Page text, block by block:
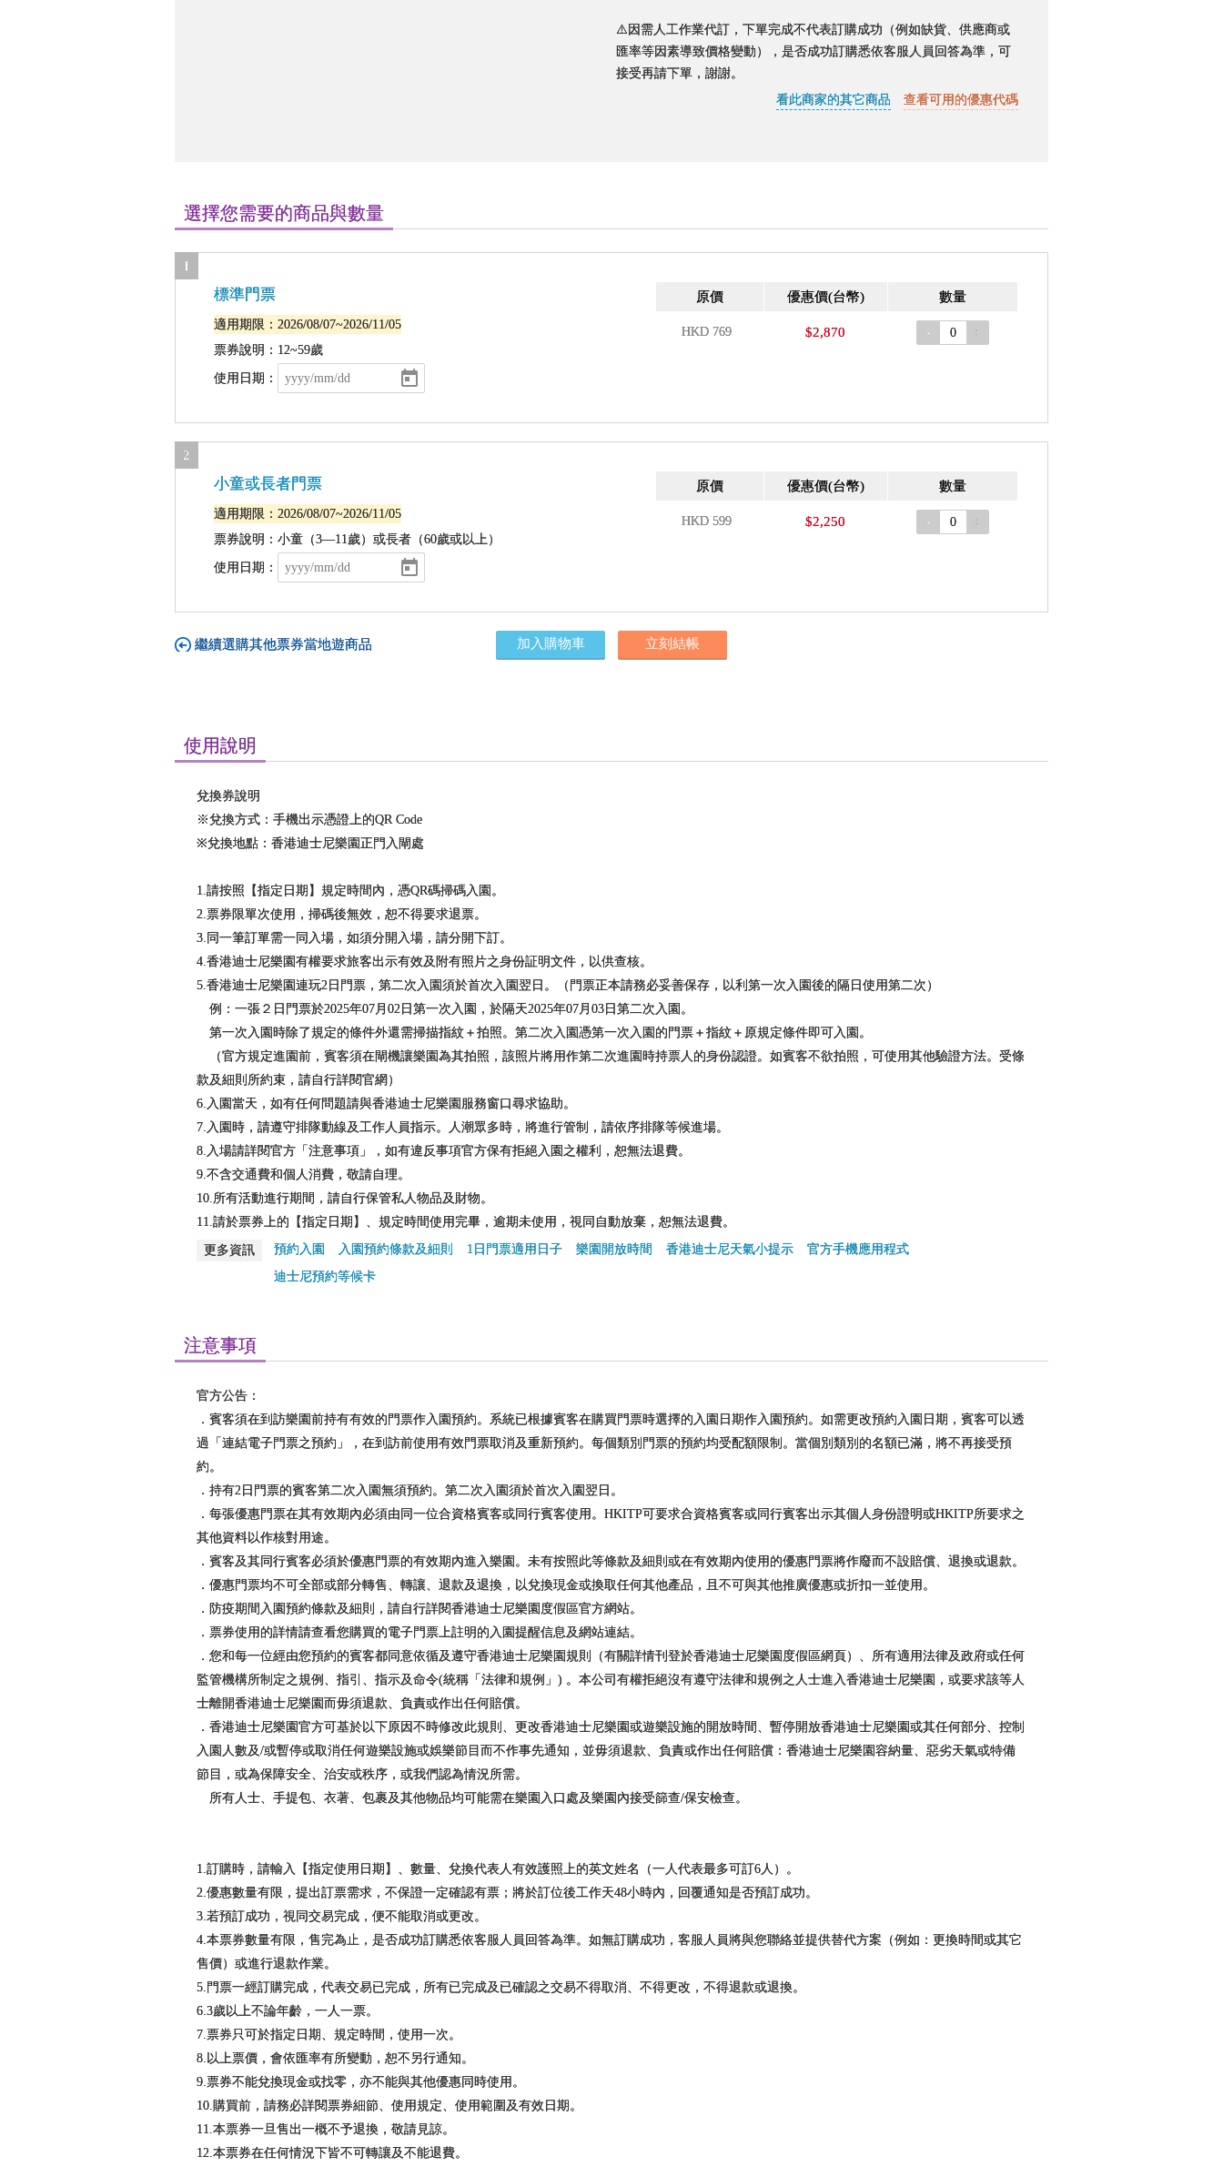
⚠️因需人工作業代訂，下單完成不代表訂購成功（例如缺貨、供應商或
匯率等因素導致價格變動），是否成功訂購悉依客服人員回答為準，可
接受再請下單，謝謝。
看此商家的其它商品
查看可用的優惠代碼
選擇您需要的商品與數量
1
標準門票
適用期限：2026/08/07~2026/11/05
票券說明：12~59歲
使用日期：
原價 優惠價(台幣) 數量
HKD 769 $2,870 - +
2
小童或長者門票
適用期限：2026/08/07~2026/11/05
票券說明：小童（3—11歲）或長者（60歲或以上）
使用日期：
原價 優惠價(台幣) 數量
HKD 599 $2,250 - +
加入購物車 立刻結帳
繼續選購其他票券當地遊商品
使用說明
兌換券說明
※兌換方式：手機出示憑證上的QR Code
※兌換地點：香港迪士尼樂園正門入閘處
1.請按照【指定日期】規定時間內，憑QR碼掃碼入園。
2.票券限單次使用，掃碼後無效，恕不得要求退票。
3.同一筆訂單需一同入場，如須分開入場，請分開下訂。
4.香港迪士尼樂園有權要求旅客出示有效及附有照片之身份証明文件，以供查核。
5.香港迪士尼樂園連玩2日門票，第二次入園須於首次入園翌日。（門票正本請務必妥善保存，以利第一次入園後的隔日使用第二次）
例：一張２日門票於2025年07月02日第一次入園，於隔天2025年07月03日第二次入園。
第一次入園時除了規定的條件外還需掃描指紋＋拍照。第二次入園憑第一次入園的門票＋指紋＋原規定條件即可入園。
（官方規定進園前，賓客須在閘機讓樂園為其拍照，該照片將用作第二次進園時持票人的身份認證。如賓客不欲拍照，可使用其他驗證方法。受條
款及細則所約束，請自行詳閱官網）
6.入園當天，如有任何問題請與香港迪士尼樂園服務窗口尋求協助。
7.入園時，請遵守排隊動線及工作人員指示。人潮眾多時，將進行管制，請依序排隊等候進場。
8.入場請詳閱官方「注意事項」，如有違反事項官方保有拒絕入園之權利，恕無法退費。
9.不含交通費和個人消費，敬請自理。
10.所有活動進行期間，請自行保管私人物品及財物。
11.請於票券上的【指定日期】、規定時間使用完畢，逾期未使用，視同自動放棄，恕無法退費。
更多資訊 預約入園 入園預約條款及細則 1日門票適用日子 樂園開放時間 香港迪士尼天氣小提示
官方手機應用程式
迪士尼預約等候卡
注意事項
官方公告：
．賓客須在到訪樂園前持有有效的門票作入園預約。系統已根據賓客在購買門票時選擇的入園日期作入園預約。如需更改預約入園日期，賓客可以透
過「連結電子門票之預約」，在到訪前使用有效門票取消及重新預約。每個類別門票的預約均受配額限制。當個別類別的名額已滿，將不再接受預
約。
．持有2日門票的賓客第二次入園無須預約。第二次入園須於首次入園翌日。
．每張優惠門票在其有效期內必須由同一位合資格賓客或同行賓客使用。HKITP可要求合資格賓客或同行賓客出示其個人身份證明或HKITP所要求之
其他資料以作核對用途。
．賓客及其同行賓客必須於優惠門票的有效期內進入樂園。未有按照此等條款及細則或在有效期內使用的優惠門票將作廢而不設賠償、退換或退款。
．優惠門票均不可全部或部分轉售、轉讓、退款及退換，以兌換現金或換取任何其他產品，且不可與其他推廣優惠或折扣一並使用。
．防疫期間入園預約條款及細則，請自行詳閱香港迪士尼樂園度假區官方網站。
．票券使用的詳情請查看您購買的電子門票上註明的入園提醒信息及網站連結。
．您和每一位經由您預約的賓客都同意依循及遵守香港迪士尼樂園規則（有關詳情刊登於香港迪士尼樂園度假區網頁）、所有適用法律及政府或任何
監管機構所制定之規例、指引、指示及命令(統稱「法律和規例」) 。本公司有權拒絕沒有遵守法律和規例之人士進入香港迪士尼樂園，或要求該等人
士離開香港迪士尼樂園而毋須退款、負責或作出任何賠償。
．香港迪士尼樂園官方可基於以下原因不時修改此規則、更改香港迪士尼樂園或遊樂設施的開放時間、暫停開放香港迪士尼樂園或其任何部分、控制
入園人數及/或暫停或取消任何遊樂設施或娛樂節目而不作事先通知，並毋須退款、負責或作出任何賠償：香港迪士尼樂園容納量、惡劣天氣或特備
節目，或為保障安全、治安或秩序，或我們認為情況所需。
所有人士、手提包、衣著、包裹及其他物品均可能需在樂園入口處及樂園內接受篩查/保安檢查。
1.訂購時，請輸入【指定使用日期】、數量、兌換代表人有效護照上的英文姓名（一人代表最多可訂6人）。
2.優惠數量有限，提出訂票需求，不保證一定確認有票；將於訂位後工作天48小時內，回覆通知是否預訂成功。
3.若預訂成功，視同交易完成，便不能取消或更改。
4.本票券數量有限，售完為止，是否成功訂購悉依客服人員回答為準。如無訂購成功，客服人員將與您聯絡並提供替代方案（例如：更換時間或其它
售價）或進行退款作業。
5.門票一經訂購完成，代表交易已完成，所有已完成及已確認之交易不得取消、不得更改，不得退款或退換。
6.3歲以上不論年齡，一人一票。
7.票券只可於指定日期、規定時間，使用一次。
8.以上票價，會依匯率有所變動，恕不另行通知。
9.票券不能兌換現金或找零，亦不能與其他優惠同時使用。
10.購買前，請務必詳閱票券細節、使用規定、使用範圍及有效日期。
11.本票券一旦售出一概不予退換，敬請見諒。
12.本票券在任何情況下皆不可轉讓及不能退費。